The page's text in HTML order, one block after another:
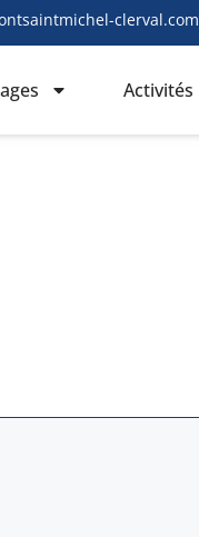
clerval.com
Activités